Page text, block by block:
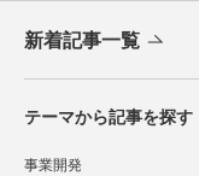
新着記事一覧
テーマから記事を探す
事業開発